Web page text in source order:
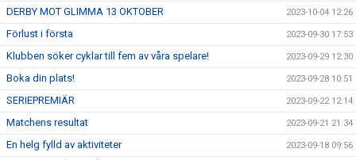
DERBY MOT GLIMMA 13 OKTOBER 2023-10-04 12:26
Förlust i första 2023-09-30 17:53
Klubben söker cyklar till fem av våra spelare! 2023-09-29 12:30
Boka din plats! 2023-09-28 10:51
SERIEPREMIÄR 2023-09-22 12:14
Matchens resultat 2023-09-21 21:34
En helg fylld av aktiviteter 2023-09-18 09:56